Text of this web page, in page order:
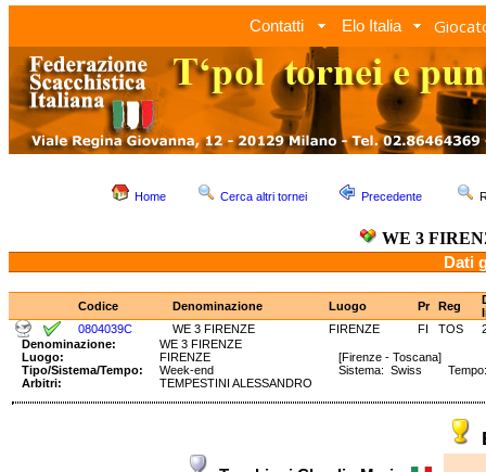
Contatti Elo Italia
Home Cerca altri tornei Precedente
WE 3
Dati
Codice Denominazione Luogo Pr Reg
0804039C
WE 3 FIRENZE FIRENZE FI TOS
Denominazione:
WE 3 FIRENZE
Luogo:
FIRENZE
[Firenze - Toscana]
Tipo/Sistema/Tempo:
Week-end
Sistema: Swiss Tempo:
Arbitri:
TEMPESTINI ALESSANDRO